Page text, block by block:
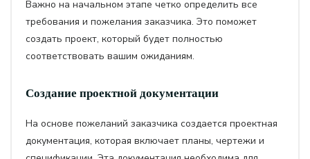
Важно на начальном этапе четко определить все
требования и пожелания заказчика. Это поможет
создать проект, который будет полностью
соответствовать вашим ожиданиям.
Создание проектной документации
На основе пожеланий заказчика создается проектная
документация, которая включает планы, чертежи и